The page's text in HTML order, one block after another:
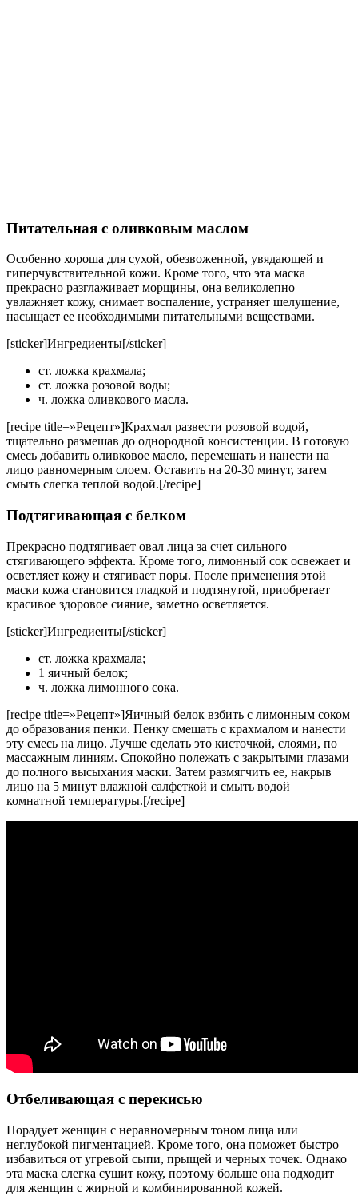
Питательная с оливковым маслом
Особенно хороша для сухой, обезвоженной, увядающей и
гиперчувствительной кожи. Кроме того, что эта маска
прекрасно разглаживает морщины, она великолепно
увлажняет кожу, снимает воспаление, устраняет шелушение,
насыщает ее необходимыми питательными веществами.
[sticker]Ингредиенты[/sticker]
ст. ложка крахмала;
ст. ложка розовой воды;
ч. ложка оливкового масла.
[recipe title=»Рецепт»]Крахмал развести розовой водой,
тщательно размешав до однородной консистенции. В готовую
смесь добавить оливковое масло, перемешать и нанести на
лицо равномерным слоем. Оставить на 20-30 минут, затем
смыть слегка теплой водой.[/recipe]
Подтягивающая с белком
Прекрасно подтягивает овал лица за счет сильного
стягивающего эффекта. Кроме того, лимонный сок освежает и
осветляет кожу и стягивает поры. После применения этой
маски кожа становится гладкой и подтянутой, приобретает
красивое здоровое сияние, заметно осветляется.
[sticker]Ингредиенты[/sticker]
ст. ложка крахмала;
1 яичный белок;
ч. ложка лимонного сока.
[recipe title=»Рецепт»]Яичный белок взбить с лимонным соком
до образования пенки. Пенку смешать с крахмалом и нанести
эту смесь на лицо. Лучше сделать это кисточкой, слоями, по
массажным линиям. Спокойно полежать с закрытыми глазами
до полного высыхания маски. Затем размягчить ее, накрыв
лицо на 5 минут влажной салфеткой и смыть водой
комнатной температуры.[/recipe]
Отбеливающая с перекисью
Порадует женщин с неравномерным тоном лица или
неглубокой пигментацией. Кроме того, она поможет быстро
избавиться от угревой сыпи, прыщей и черных точек. Однако
эта маска слегка сушит кожу, поэтому больше она подходит
для женщин с жирной и комбинированной кожей.